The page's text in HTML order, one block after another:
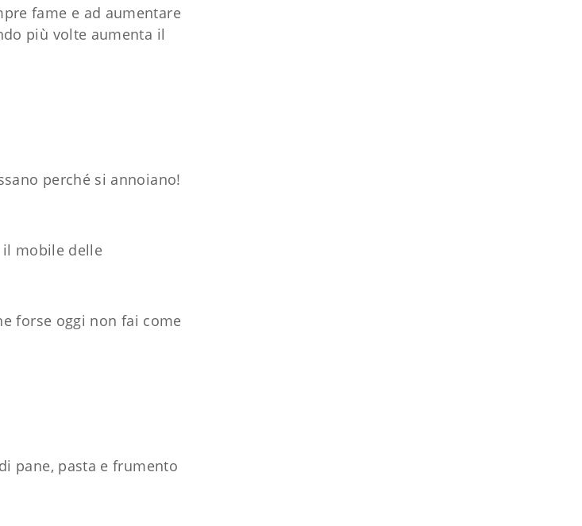
fame e ad aumentare
più volte aumenta il
perché si annoiano!
il mobile delle
forse oggi non fai come
pane, pasta e frumento